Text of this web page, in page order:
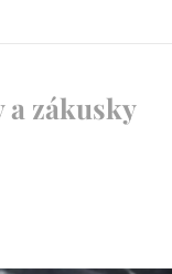
zákusky ♥